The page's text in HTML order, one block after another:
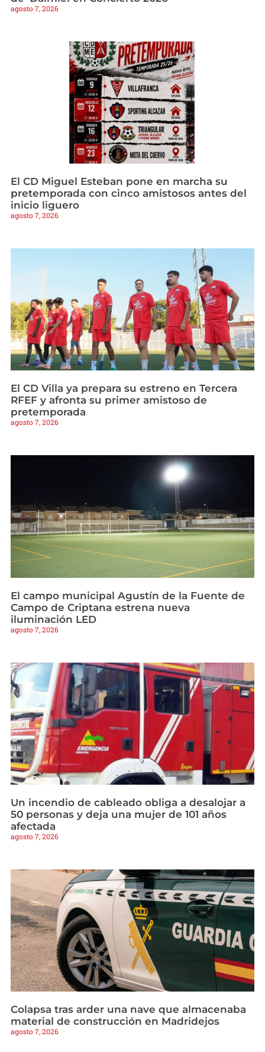
agosto 7, 2026
El CD Miguel Esteban pone en marcha su
pretemporada con cinco amistosos antes del
inicio liguero
agosto 7, 2026
El CD Villa ya prepara su estreno en Tercera
RFEF y afronta su primer amistoso de
pretemporada
agosto 7, 2026
El campo municipal Agustín de la Fuente de
Campo de Criptana estrena nueva
iluminación LED
agosto 7, 2026
Un incendio de cableado obliga a desalojar a
50 personas y deja una mujer de 101 años
afectada
agosto 7, 2026
Colapsa tras arder una nave que almacenaba
material de construcción en Madridejos
agosto 7, 2026